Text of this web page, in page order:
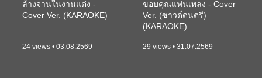
ล้างจานในงานแต่ง -
Cover Ver. (KARAOKE)
24 views • 03.08.2569
ขอบคุณแฟนเพลง - Cover
Ver. (ซาวด์ดนตรี)
(KARAOKE)
29 views • 31.07.2569